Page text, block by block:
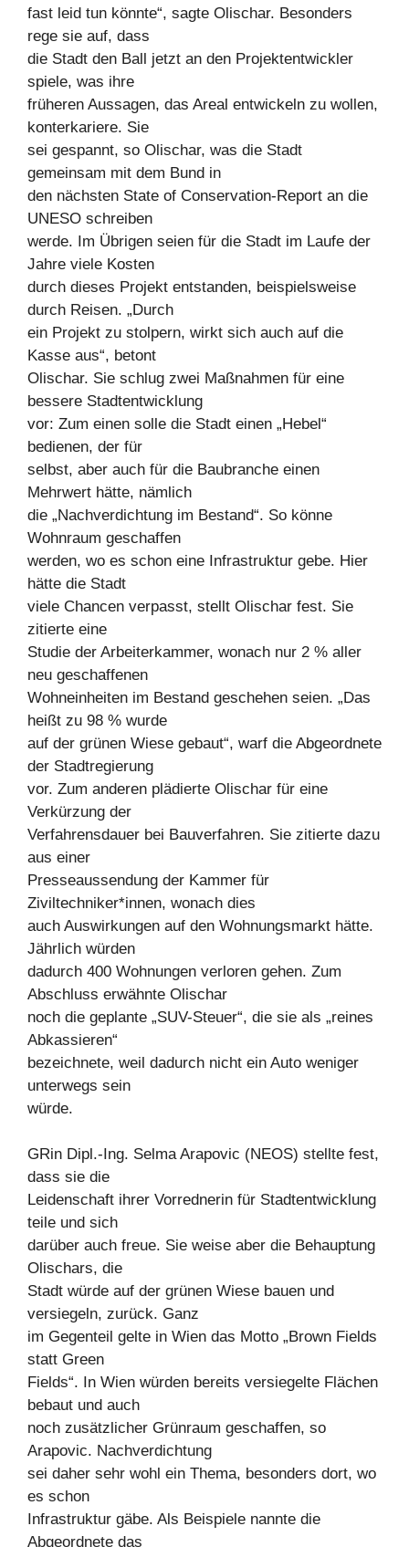
fast leid tun könnte“, sagte Olischar. Besonders
rege sie auf, dass
die Stadt den Ball jetzt an den Projektentwickler
spiele, was ihre
früheren Aussagen, das Areal entwickeln zu wollen,
konterkariere. Sie
sei gespannt, so Olischar, was die Stadt
gemeinsam mit dem Bund in
den nächsten State of Conservation-Report an die
UNESO schreiben
werde. Im Übrigen seien für die Stadt im Laufe der
Jahre viele Kosten
durch dieses Projekt entstanden, beispielsweise
durch Reisen. „Durch
ein Projekt zu stolpern, wirkt sich auch auf die
Kasse aus“, betont
Olischar. Sie schlug zwei Maßnahmen für eine
bessere Stadtentwicklung
vor: Zum einen solle die Stadt einen „Hebel“
bedienen, der für
selbst, aber auch für die Baubranche einen
Mehrwert hätte, nämlich
die „Nachverdichtung im Bestand“. So könne
Wohnraum geschaffen
werden, wo es schon eine Infrastruktur gebe. Hier
hätte die Stadt
viele Chancen verpasst, stellt Olischar fest. Sie
zitierte eine
Studie der Arbeiterkammer, wonach nur 2 % aller
neu geschaffenen
Wohneinheiten im Bestand geschehen seien. „Das
heißt zu 98 % wurde
auf der grünen Wiese gebaut“, warf die Abgeordnete
der Stadtregierung
vor. Zum anderen plädierte Olischar für eine
Verkürzung der
Verfahrensdauer bei Bauverfahren. Sie zitierte dazu
aus einer
Presseaussendung der Kammer für
Ziviltechniker*innen, wonach dies
auch Auswirkungen auf den Wohnungsmarkt hätte.
Jährlich würden
dadurch 400 Wohnungen verloren gehen. Zum
Abschluss erwähnte Olischar
noch die geplante „SUV-Steuer“, die sie als „reines
Abkassieren“
bezeichnete, weil dadurch nicht ein Auto weniger
unterwegs sein
würde.
GRin Dipl.-Ing. Selma Arapovic (NEOS) stellte fest,
dass sie die
Leidenschaft ihrer Vorrednerin für Stadtentwicklung
teile und sich
darüber auch freue. Sie weise aber die Behauptung
Olischars, die
Stadt würde auf der grünen Wiese bauen und
versiegeln, zurück. Ganz
im Gegenteil gelte in Wien das Motto „Brown Fields
statt Green
Fields“. In Wien würden bereits versiegelte Flächen
bebaut und auch
noch zusätzlicher Grünraum geschaffen, so
Arapovic. Nachverdichtung
sei daher sehr wohl ein Thema, besonders dort, wo
es schon
Infrastruktur gäbe. Als Beispiele nannte die
Abgeordnete das